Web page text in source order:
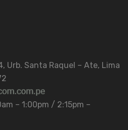
Urb. Santa Raquel – Ate, Lima
– 1:00pm / 2:15pm –